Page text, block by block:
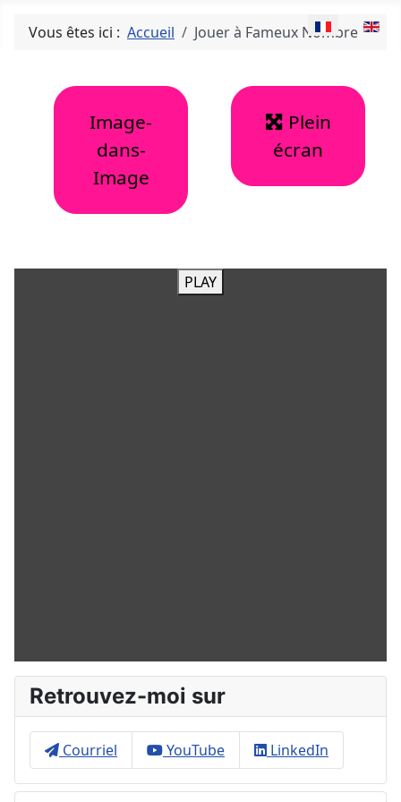
Sélectionnez
Vous êtes ici : Accueil Jouer à Fameux Nombre
Image-
dans-
Image
Plein
écran
PLAY
Retrouvez-moi sur
Courriel YouTube LinkedIn